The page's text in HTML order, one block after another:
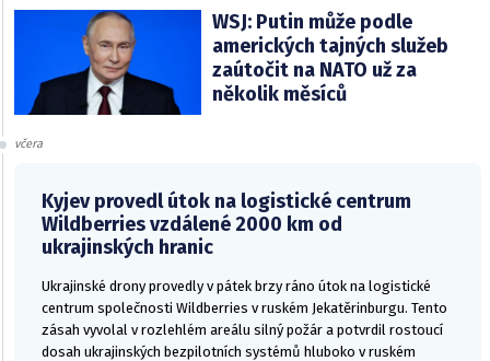
WSJ: Putin může podle
amerických tajných služeb
zaútočit na NATO už za
několik měsíců
včera
Kyjev provedl útok na logistické centrum
Wildberries vzdálené 2000 km od
ukrajinských hranic
Ukrajinské drony provedly v pátek brzy ráno útok na logistické
centrum společnosti Wildberries v ruském Jekatěrinburgu. Tento
zásah vyvolal v rozlehlém areálu silný požár a potvrdil rostoucí
dosah ukrajinských bezpilotních systémů hluboko v ruském